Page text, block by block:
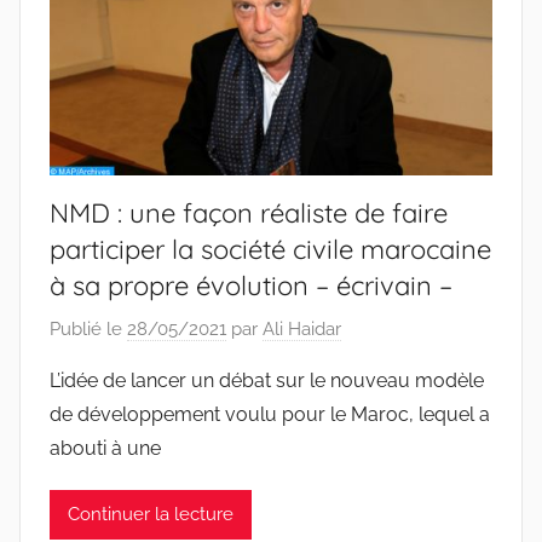
NMD : une façon réaliste de faire
participer la société civile marocaine
à sa propre évolution – écrivain –
Publié le 28/05/2021 par Ali Haidar
L’idée de lancer un débat sur le nouveau modèle
de développement voulu pour le Maroc, lequel a
abouti à une
Continuer la lecture